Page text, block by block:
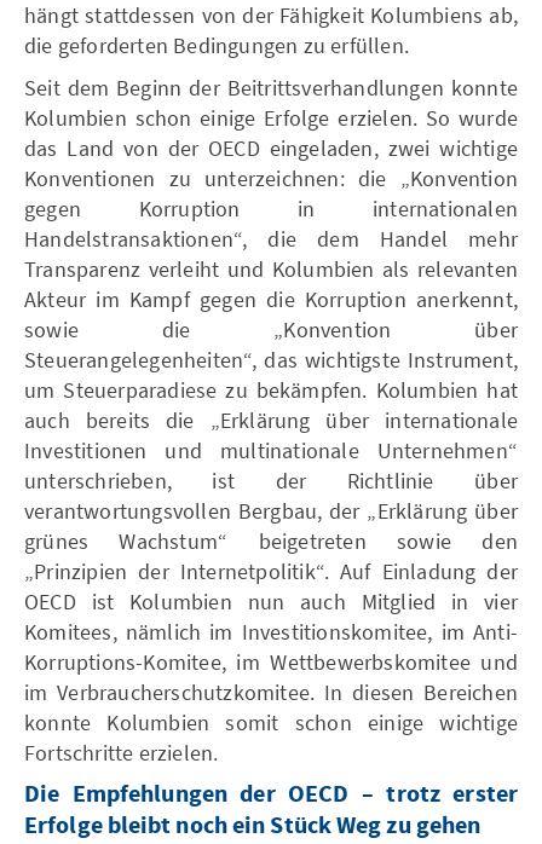
hängt stattdessen von der Fähigkeit Kolumbiens ab,
die geforderten Bedingungen zu erfüllen.
Seit dem Beginn der Beitrittsverhandlungen konnte
Kolumbien schon einige Erfolge erzielen. So wurde
das Land von der OECD eingeladen, zwei wichtige
Konventionen zu unterzeichnen: die „Konvention
gegen Korruption in internationalen
Handelstransaktionen“, die dem Handel mehr
Transparenz verleiht und Kolumbien als relevanten
Akteur im Kampf gegen die Korruption anerkennt,
sowie die „Konvention über
Steuerangelegenheiten“, das wichtigste Instrument,
um Steuerparadiese zu bekämpfen. Kolumbien hat
auch bereits die „Erklärung über internationale
Investitionen und multinationale Unternehmen“
unterschrieben, ist der Richtlinie über
verantwortungsvollen Bergbau, der „Erklärung über
grünes Wachstum“ beigetreten sowie den
„Prinzipien der Internetpolitik“. Auf Einladung der
OECD ist Kolumbien nun auch Mitglied in vier
Komitees, nämlich im Investitionskomitee, im Anti-
Korruptions-Komitee, im Wettbewerbskomitee und
im Verbraucherschutzkomitee. In diesen Bereichen
konnte Kolumbien somit schon einige wichtige
Fortschritte erzielen.
Die Empfehlungen der OECD – trotz erster
Erfolge bleibt noch ein Stück Weg zu gehen